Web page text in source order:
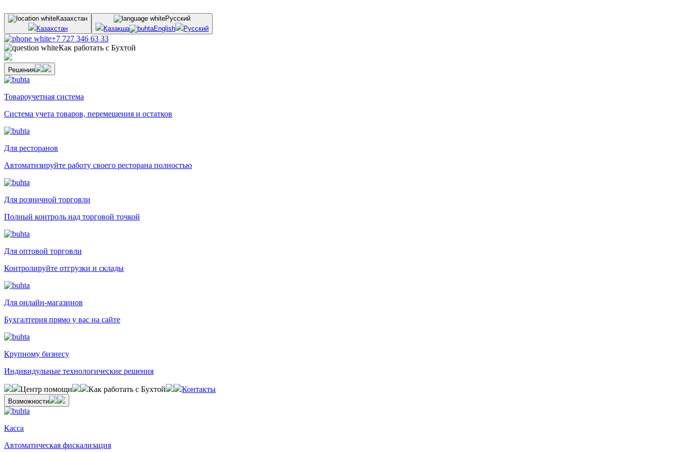
Казахстан
Казахстан
Русский
Қазақша
English Русский
+7 727 346 63 33
Как работать с Бухтой
Решения
Товароучетная система
Система учета товаров, перемещения и остатков
Для ресторанов
Автоматизируйте работу своего ресторана полностью
Для розничной торговли
Полный контроль над торговой точкой
Для оптовой торговли
Контролируйте отгрузки и склады
Для онлайн-магазинов
Бухгалтерия прямо у вас на сайте
Крупному бизнесу
Индивидульные технологические решения
Центр помощи Как работать с Бухтой Контакты
Возможности
Касса
Автоматическая фискализация